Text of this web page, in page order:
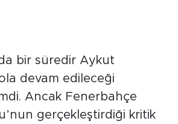
bir süredir Aykut
devam edileceği
Ancak Fenerbahçe
gerçekleştirdiği kritik